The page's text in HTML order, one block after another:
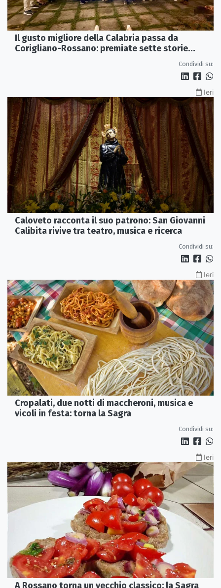
Il gusto migliore della Calabria passa da
Corigliano-Rossano: premiate sette storie
Condividi su:
Ieri
Caloveto racconta il suo patrono: San Giovanni
Calibita rivive tra teatro, musica e ricerca
Condividi su:
Ieri
Cropalati, due notti di maccheroni, musica e
vicoli in festa: torna la Sagra
Condividi su:
Ieri
A Rossano torna un vecchio classico: la Sagra